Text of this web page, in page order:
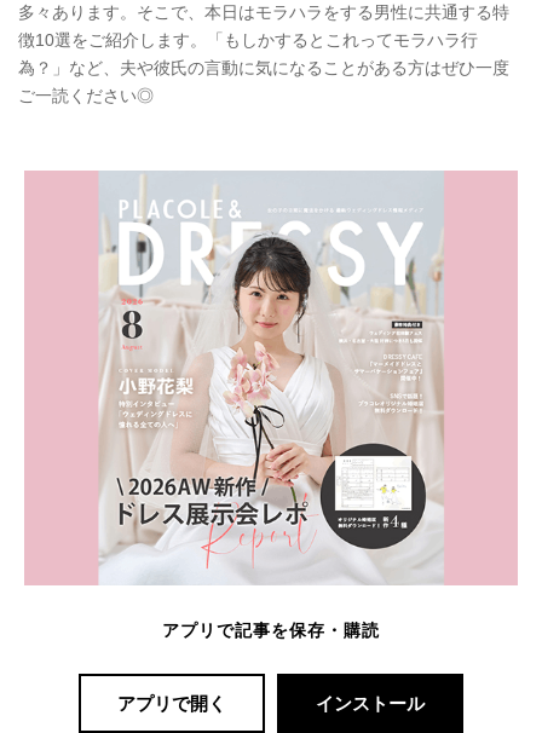
多々あります。そこで、本日はモラハラをする男性に共通する特
徴10選をご紹介します。「もしかするとこれってモラハラ行
為？」など、夫や彼氏の言動に気になることがある方はぜひ一度
ご一読ください◎
アプリで記事を保存・購読
アプリで開く インストール